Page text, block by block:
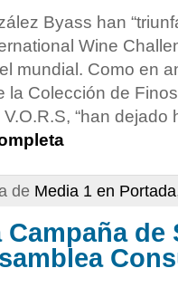
Byass han
Wine
mundial. Como en
la Colección de
“han dejado
de Media 1 en Portada
de